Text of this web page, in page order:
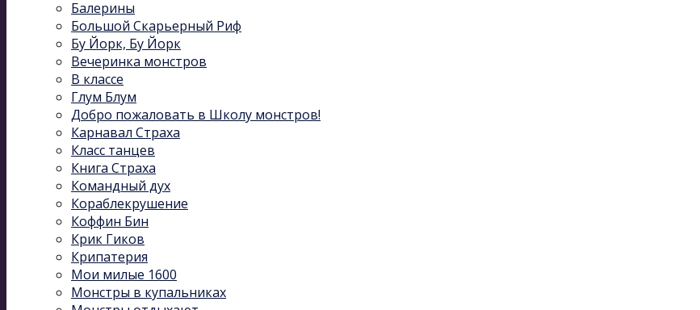
Балерины
Большой Скарьерный Риф
Бу Йорк, Бу Йорк
Вечеринка монстров
В классе
Глум Блум
Добро пожаловать в Школу монстров!
Карнавал Cтраха
Класс танцев
Книга Страха
Командный дух
Кораблекрушение
Коффин Бин
Крик Гиков
Крипатерия
Мои милые 1600
Монстры в купальниках